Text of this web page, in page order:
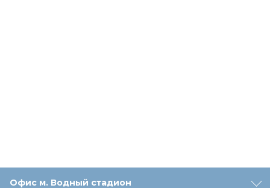
Офис м. Водный стадион